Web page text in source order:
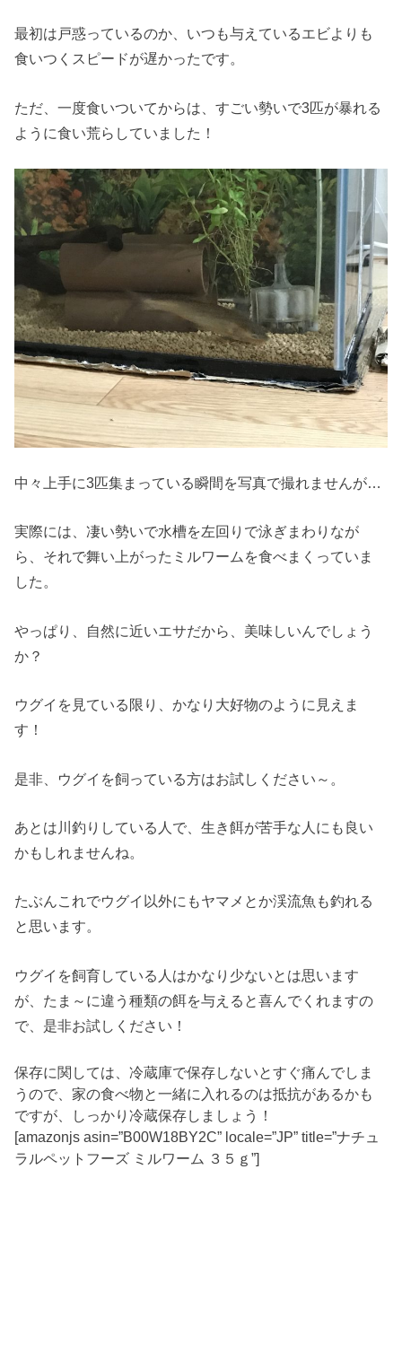
最初は戸惑っているのか、いつも与えているエビよりも
食いつくスピードが遅かったです。
ただ、一度食いついてからは、すごい勢いで3匹が暴れる
ように食い荒らしていました！
中々上手に3匹集まっている瞬間を写真で撮れませんが…
実際には、凄い勢いで水槽を左回りで泳ぎまわりなが
ら、それで舞い上がったミルワームを食べまくっていま
した。
やっぱり、自然に近いエサだから、美味しいんでしょう
か？
ウグイを見ている限り、かなり大好物のように見えま
す！
是非、ウグイを飼っている方はお試しください～。
あとは川釣りしている人で、生き餌が苦手な人にも良い
かもしれませんね。
たぶんこれでウグイ以外にもヤマメとか渓流魚も釣れる
と思います。
ウグイを飼育している人はかなり少ないとは思います
が、たま～に違う種類の餌を与えると喜んでくれますの
で、是非お試しください！
保存に関しては、冷蔵庫で保存しないとすぐ痛んでしま
うので、家の食べ物と一緒に入れるのは抵抗があるかも
ですが、しっかり冷蔵保存しましょう！
[amazonjs asin=”B00W18BY2C” locale=”JP” title=”ナチュ
ラルペットフーズ ミルワーム ３５ｇ”]